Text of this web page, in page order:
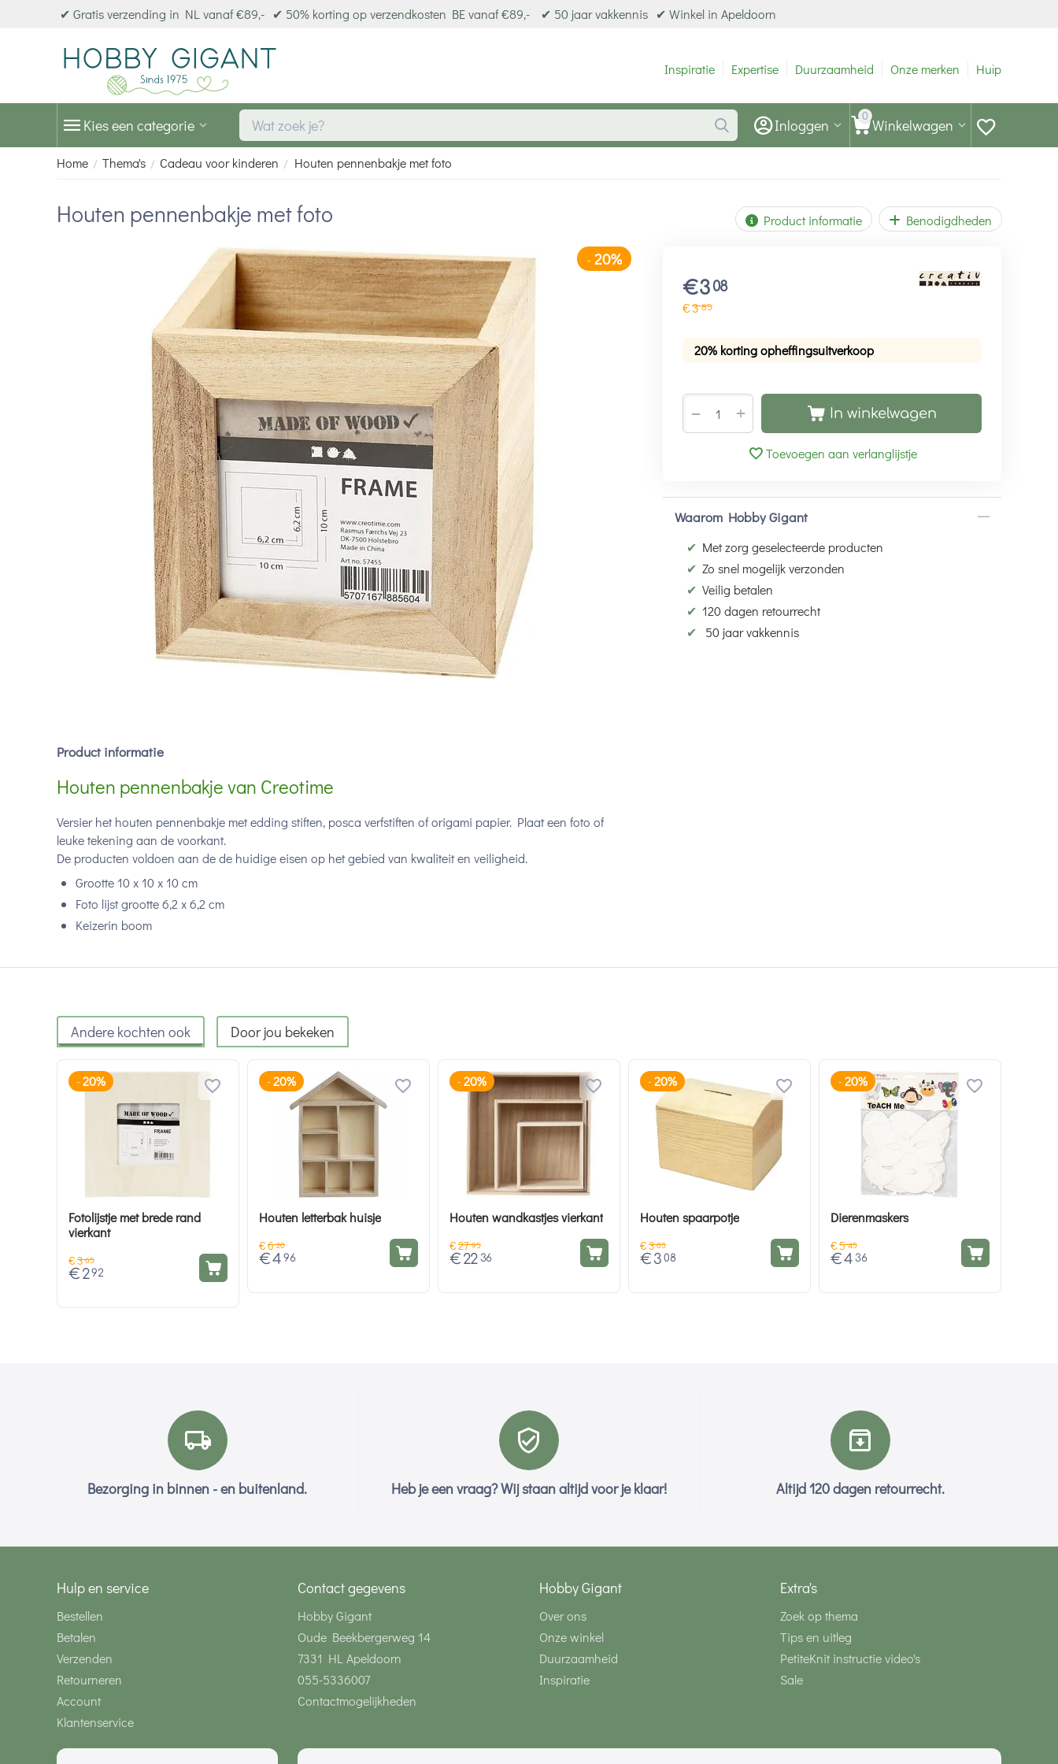
✔ Gratis verzending in NL vanaf €89,- ✔ 50% korting op verzendkosten BE vanaf €89,- ✔ 50 jaar vakkennis ✔ Winkel in Apeldoorn
Inspiratie Expertise Duurzaamheid Onze merken Hulp
Kies een categorie 0 Winkelwagen
Inloggen
Home / Thema's / Cadeau voor kinderen / Houten pennenbakje met foto
Houten pennenbakje met foto Product informatie Benodigdheden
€3 08
€385
20% korting opheffingsuitverkoop
+
− In winkelwagen
Toevoegen aan verlanglijstje
Waarom Hobby Gigant
✔ Met zorg geselecteerde producten
✔ Zo snel mogelijk verzonden
✔ Veilig betalen
✔ 120 dagen retourrecht
✔
50 jaar vakkennis
Product informatie
Houten pennenbakje van Creotime
Versier het houten pennenbakje met edding stiften, posca verfstiften of origami papier. Plaat een foto of
leuke tekening aan de voorkant.
De producten voldoen aan de de huidige eisen op het gebied van kwaliteit en veiligheid.
Grootte 10 x 10 x 10 cm
Foto lijst grootte 6,2 x 6,2 cm
Keizerin boom
Andere kochten ook Door jou bekeken
- 20%
Fotolijstje met brede rand
vierkant
€3 65
€ 2 92
- 20%
Houten letterbak huisje
€6 20
€4 96
- 20%
Houten wandkastjes vierkant
€27 95
€ 22 36
- 20%
Houten spaarpotje
€3 85
€ 3 08
- 20%
Dierenmaskers
€5 45
€4 36
Bezorging in binnen - en buitenland. Heb je een vraag? Wij staan altijd voor je klaar! Altijd 120 dagen retourrecht.
Hulp en service
Bestellen
Betalen
Verzenden
Retourneren
Account
Klantenservice
Contact gegevens
Hobby Gigant
Oude Beekbergerweg 14
7331 HL Apeldoorn
055-5336007
Contactmogelijkheden
Hobby Gigant
Over ons
Onze winkel
Duurzaamheid
Inspiratie
Extra's
Zoek op thema
Tips en uitleg
PetiteKnit instructie video's
Sale